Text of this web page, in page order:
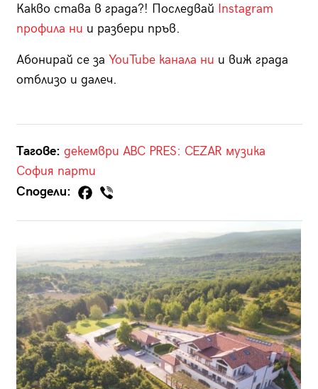
Какво става в града?! Последвай Instagram
профила ни и разбери пръв.
Абонирай се за YouTube канала ни и виж града
отблизо и далеч.
Тагове: декември ABC PRES: CEZAR музика
София парти
Сподели: